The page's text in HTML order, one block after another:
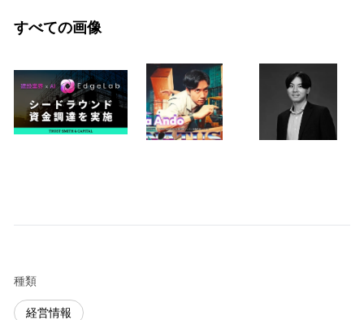
すべての画像
種類
経営情報